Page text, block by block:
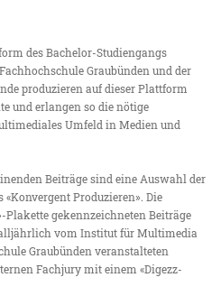
des Bachelor-Studiengangs
Graubünden und der
produzieren auf dieser Plattform
und erlangen so die nötige
Umfeld in Medien und
Beiträge sind eine Auswahl der
«Konvergent Produzieren». Die
Plakette gekennzeichneten Beiträge
vom Institut für Multimedia
Graubünden veranstalteten
Fachjury mit einem «Digezz-